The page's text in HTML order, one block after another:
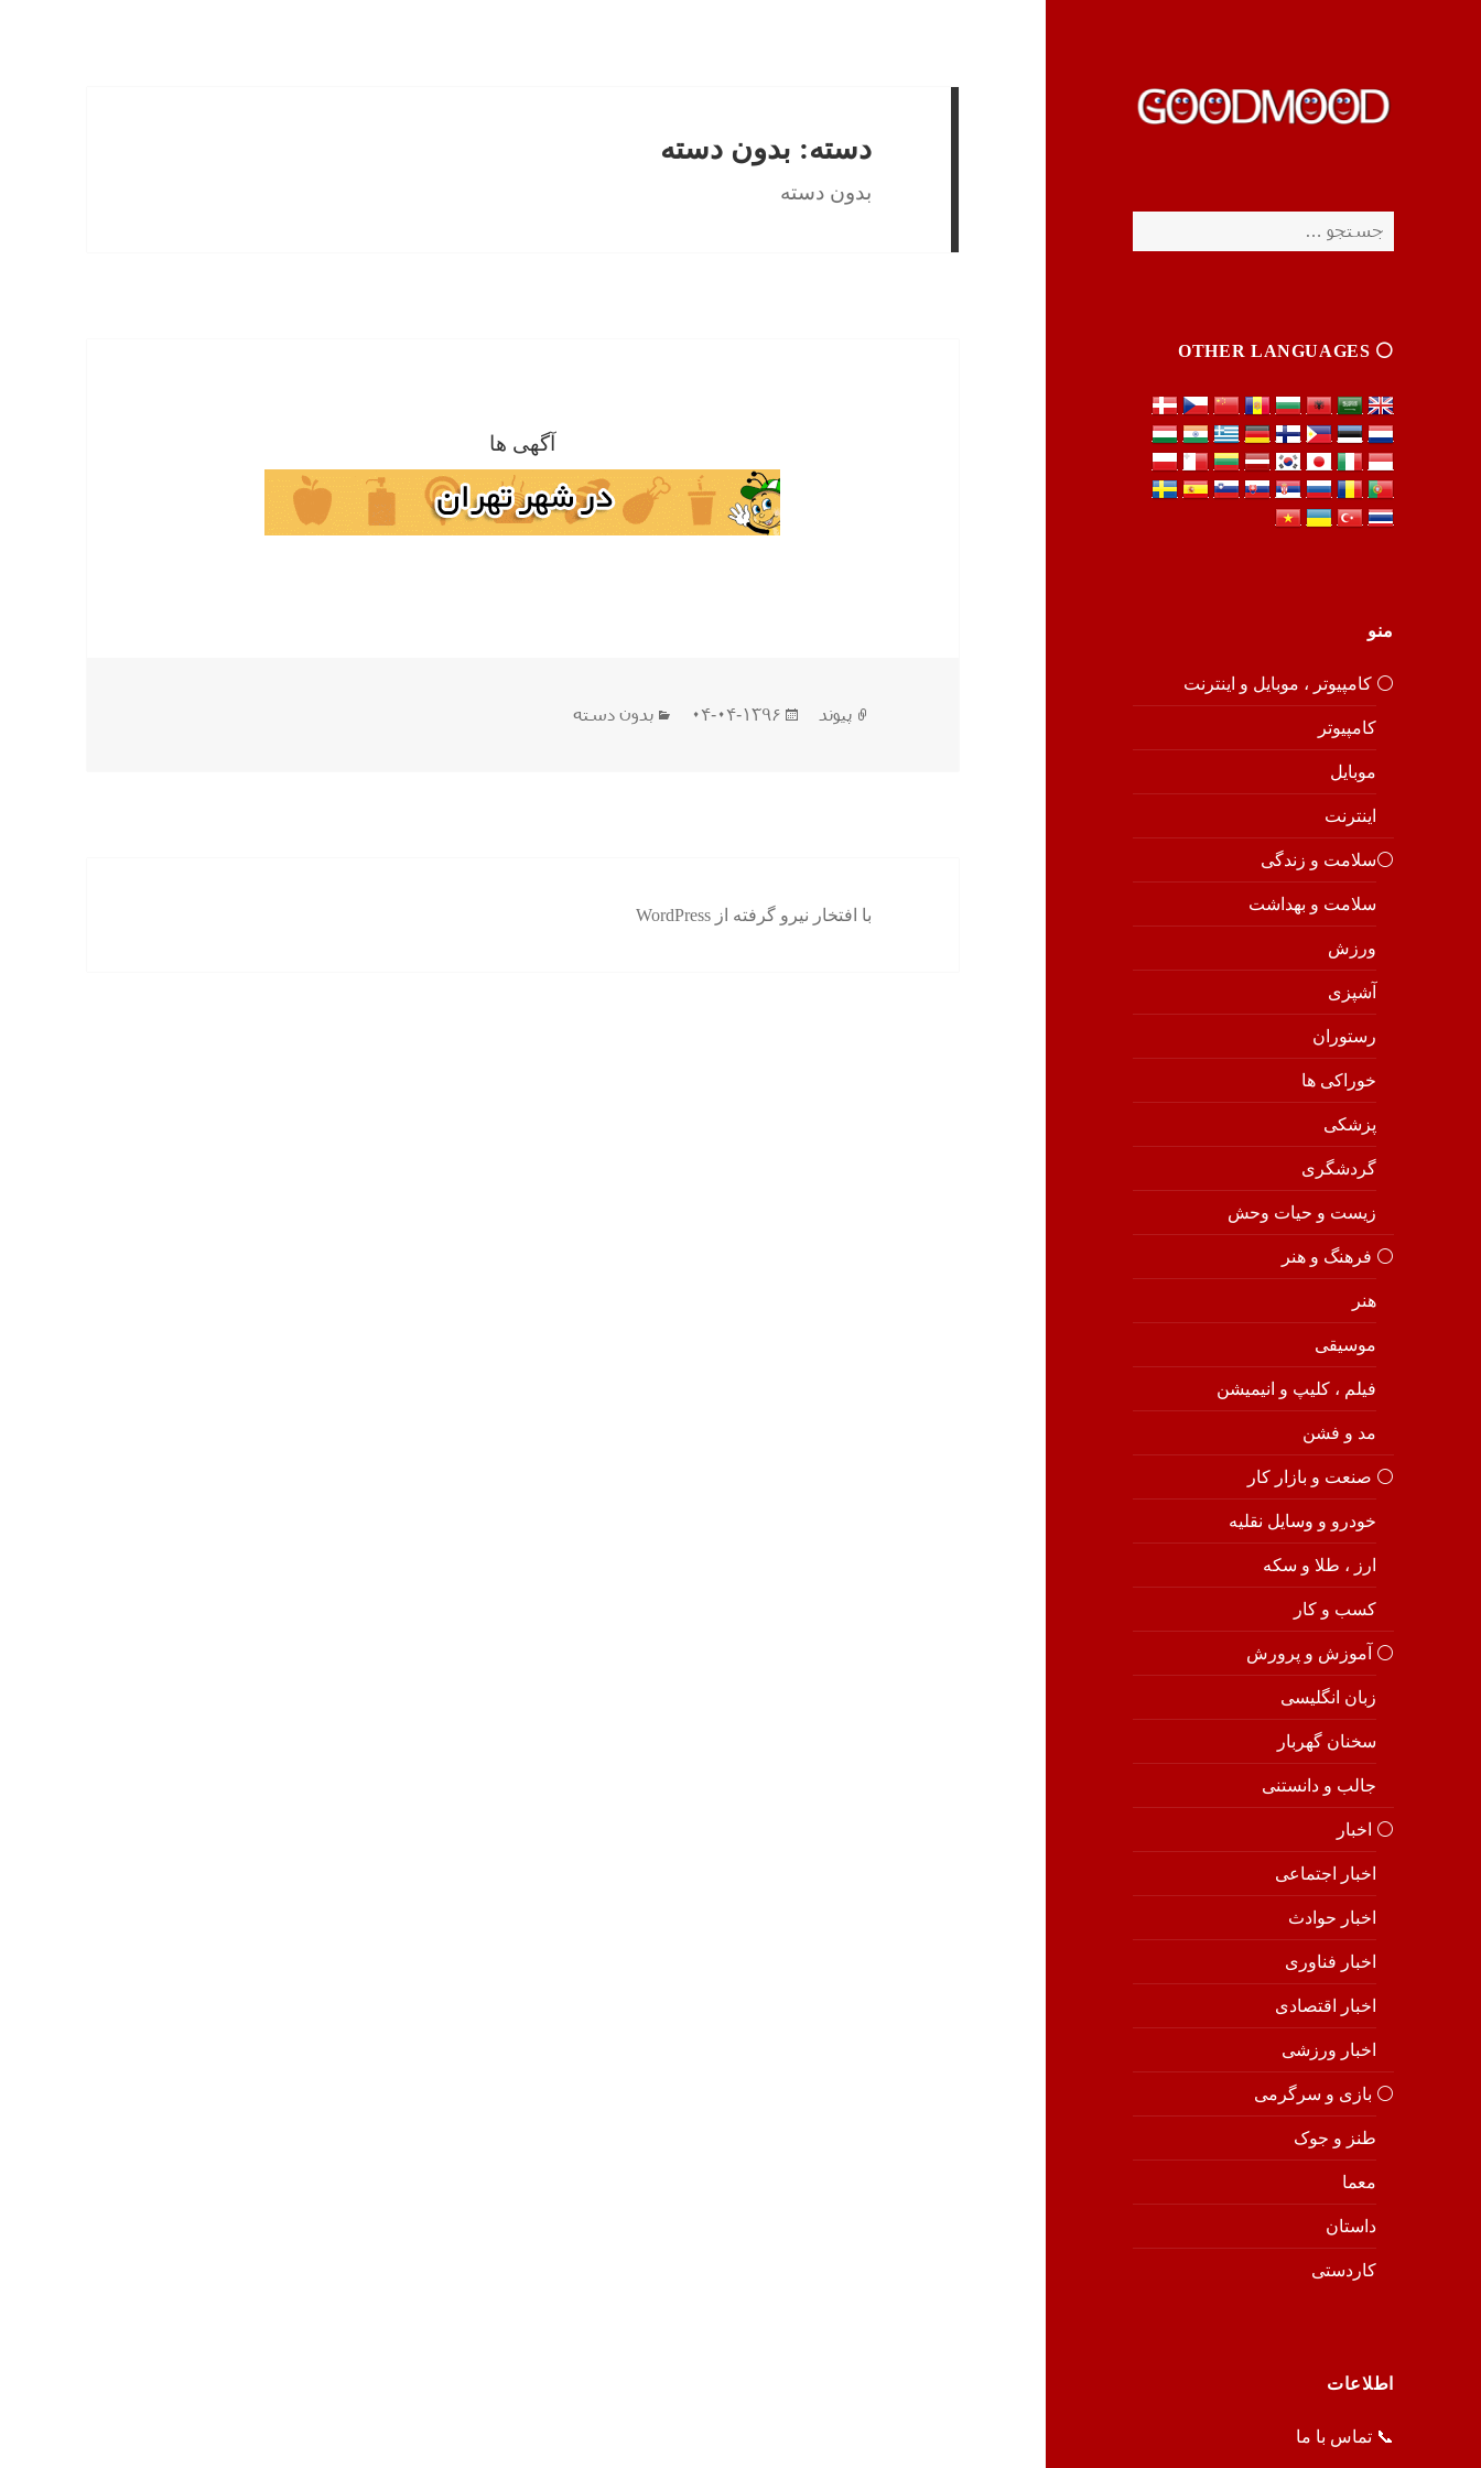
برای:
⚪️ OTHER LANGUAGES
منو
⚪️ کامپیوتر ، موبایل و اینترنت
کامپیوتر
موبایل
اینترنت
⚪️سلامت و زندگی
سلامت و بهداشت
ورزش
آشپزی
رستوران
خوراکی ها
پزشکی
گردشگری
زیست و حیات وحش
⚪️ فرهنگ و هنر
هنر
موسیقی
فیلم ، کلیپ و انیمیشن
مد و فشن
⚪️ صنعت و بازار کار
خودرو و وسایل نقلیه
ارز ، طلا و سکه
کسب و کار
⚪️ آموزش و پرورش
زبان انگلیسی
سخنان گهربار
جالب و دانستنی
⚪️ اخبار
اخبار اجتماعی
اخبار حوادث
اخبار فناوری
اخبار اقتصادی
اخبار ورزشی
⚪️ بازی و سرگرمی
طنز و جوک
معما
داستان
کاردستی
اطلاعات
📞 تماس با ما
دسته: بدون دسته
بدون دسته
آگهی ها
ساختار
پیوند
ارسال
۱۳۹۶-۰۴-۰۴ دسته‌ها
بدون دسته
با افتخار نیرو گرفته از WordPress